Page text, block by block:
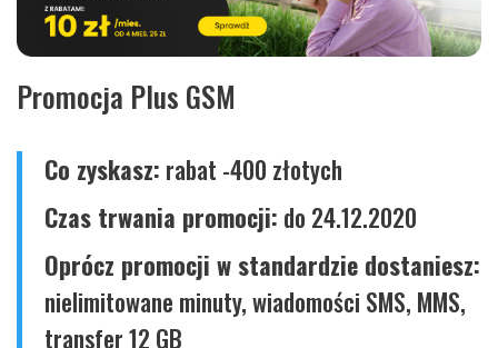
Promocja Plus GSM
Co zyskasz: rabat -400 złotych
Czas trwania promocji: do 24.12.2020
Oprócz promocji w standardzie dostaniesz:
nielimitowane minuty, wiadomości SMS, MMS,
transfer 12 GB